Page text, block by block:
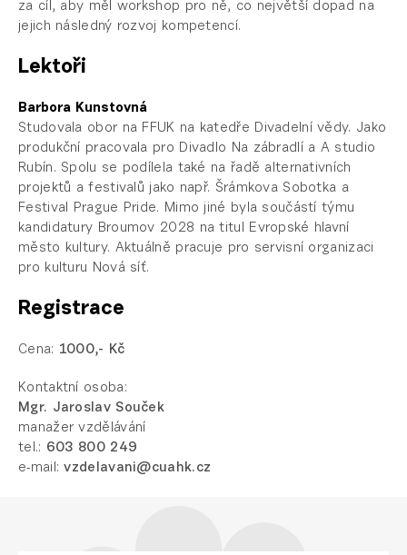
za cíl, aby měl workshop pro ně, co největší dopad na
jejich následný rozvoj kompetencí.
Lektoři
Barbora Kunstovná
Studovala obor na FFUK na katedře Divadelní vědy. Jako
produkční pracovala pro Divadlo Na zábradlí a A studio
Rubín. Spolu se podílela také na řadě alternativních
projektů a festivalů jako např. Šrámkova Sobotka a
Festival Prague Pride. Mimo jiné byla součástí týmu
kandidatury Broumov 2028 na titul Evropské hlavní
město kultury. Aktuálně pracuje pro servisní organizaci
pro kulturu Nová síť.
Registrace
Cena: 1000,- Kč
Kontaktní osoba:
Mgr. Jaroslav Souček
manažer vzdělávání
tel.: 603 800 249
e-mail:vzdelavani@cuahk.cz